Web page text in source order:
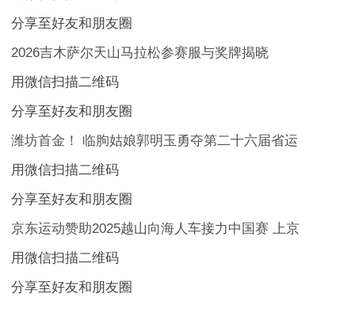
分享至好友和朋友圈
2026吉木萨尔天山马拉松参赛服与奖牌揭晓
用微信扫描二维码
分享至好友和朋友圈
潍坊首金！ 临朐姑娘郭明玉勇夺第二十六届省运
用微信扫描二维码
分享至好友和朋友圈
京东运动赞助2025越山向海人车接力中国赛 上京
用微信扫描二维码
分享至好友和朋友圈